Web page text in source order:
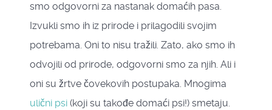
smo odgovorni za nastanak domaćih pasa.
Izvukli smo ih iz prirode i prilagodili svojim
potrebama. Oni to nisu tražili. Zato, ako smo ih
odvojili od prirode, odgovorni smo za njih. Ali i
oni su žrtve čovekovih postupaka. Mnogima
ulični psi (koji su takođe domaći psi!) smetaju.